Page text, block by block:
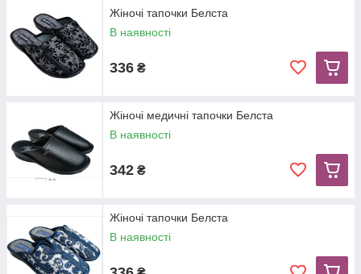
Жіночі тапочки Белста
В наявності
336 ₴
Жіночі медичні тапочки Белста
В наявності
342 ₴
Жіночі тапочки Белста
В наявності